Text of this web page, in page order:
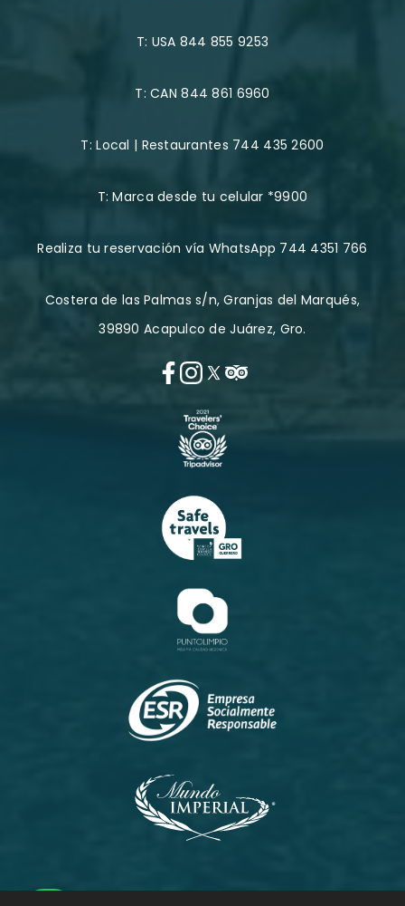
T: USA 844 855 9253
T:CAN 844 861 6960
T:Local | Restaurantes 744 435 2600
T:Marca desde tu celular *9900
Realiza tu reservación vía WhatsApp 744 4351 766
Costera de las Palmas s/n, Granjas del Marqués,
39890 Acapulco de Juárez, Gro.